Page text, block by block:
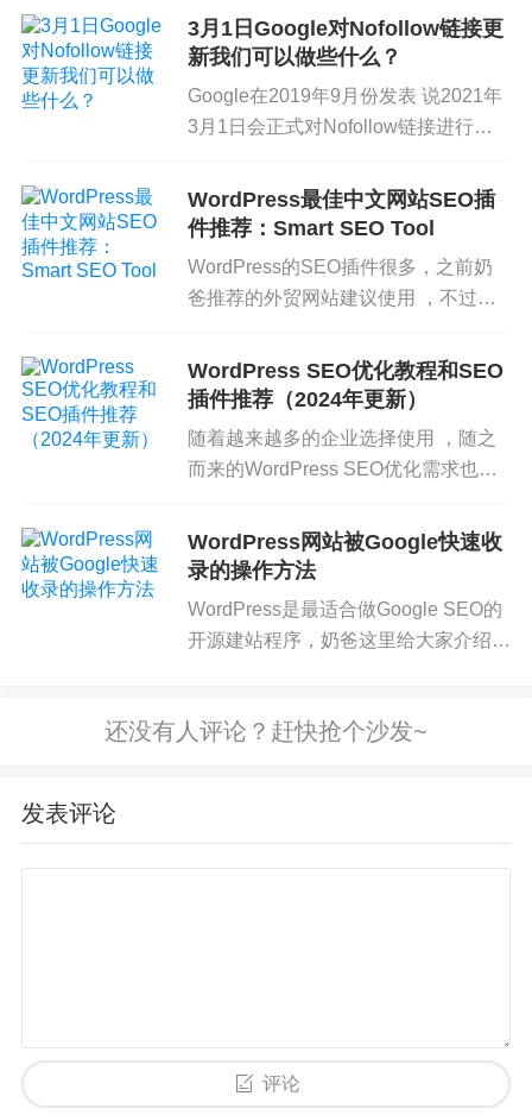
不少外贸网站还没有使用https访问，对seo方面的影
响暂且不谈，浏览器的不安全提示也很影响用户体
验，所以外贸网站都建议安装好SSL安全证书。
相关文章：
手机网站
WordPress的网站基本上都是采用的响应式布局的
不过有些页面直接响应式展示到手机端，界面并不
一定友好，建议针对性的对某些页面进行手机端网
页优化。
WordPress外贸建站后可以很方便的给Google提交
网站地图，也就是sitemap文件，不过并不是所有人
都知道要这么做，提交Sitemap可以有效的帮助Goo
相关文章：
建立博客是为了显示动态内容，保持网站的活力，
多的精力了。
用户体验例如，网站外观，网站板块功能设置，网
FAQ Schema富媒体搜索结果，以助于
你的网站在搜索引擎里面获得更...
3月1日Google对Nofollow链接更
新我们可以做些什么？
Google在2019年9月份发表 说2021年
3月1日会正式对Nofollow链接进行规
SEO来说有什么影响，我们又应该怎
么做呢？ Whe...
WordPress最佳中文网站SEO插
件推荐：Smart SEO Tool
WordPress的SEO插件很多，之前奶
爸推荐的外贸网站建议使用 ，不过也
文网站，那么中文网站推荐使用这款
Smart SEO Tool插件来管理S...
WordPress SEO优化教程和SEO
插件推荐（2024年更新）
随着越来越多的企业选择使用 ，随之
而来的WordPress SEO优化需求也不
SEO优化的基础需求，通过一些SEO
插件和SEO技巧的配合，我们可以把...
WordPress网站被Google快速收
录的操作方法
WordPress是最适合做Google SEO的
开源建站程序，奶爸这里给大家介绍下
网站想要...
发表评论
评论